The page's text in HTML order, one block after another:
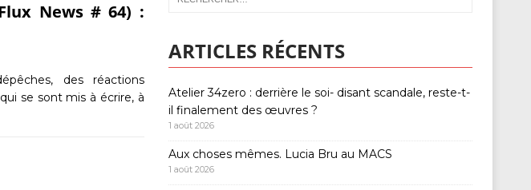
News # 64) :
des réactions
se sont mis à écrire, à
ARTICLES RÉCENTS
Atelier 34zero : derrière le soi- disant scandale, reste-t-
il finalement des œuvres ?
1 août 2026
Aux choses mêmes. Lucia Bru au MACS
1 août 2026